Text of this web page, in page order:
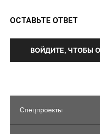
ОСТАВЬТЕ ОТВЕТ
ВОЙДИТЕ, ЧТОБЫ
Спецпроекты